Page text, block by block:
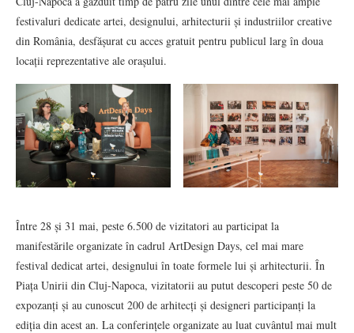
festivaluri dedicate artei, designului, arhitecturii și industriilor creative
din România, desfășurat cu acces gratuit pentru publicul larg în doua
locații reprezentative ale orașului.
Între 28 și 31 mai, peste 6.500 de vizitatori au participat la
manifestările organizate în cadrul ArtDesign Days, cel mai mare
festival dedicat artei, designului în toate formele lui și arhitecturii. În
Piața Unirii din Cluj-Napoca, vizitatorii au putut descoperi peste 50 de
expozanți și au cunoscut 200 de arhitecți și designeri participanți la
ediția din acest an. La conferințele organizate au luat cuvântul mai mult